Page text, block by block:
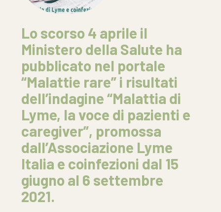
Lo scorso 4 aprile il
Ministero della Salute ha
pubblicato nel portale
“Malattie rare” i risultati
dell’indagine “Malattia di
Lyme, la voce di pazienti e
caregiver”, promossa
dall’Associazione Lyme
Italia e coinfezioni dal 15
giugno al 6 settembre
2021.